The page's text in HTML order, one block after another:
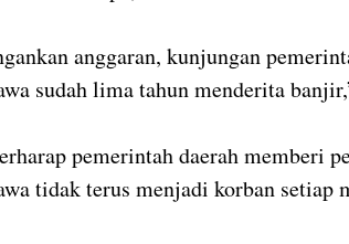
anggaran, kunjungan
sudah lima tahun menderita
pemerintah daerah memberi
tidak terus menjadi korban setiap